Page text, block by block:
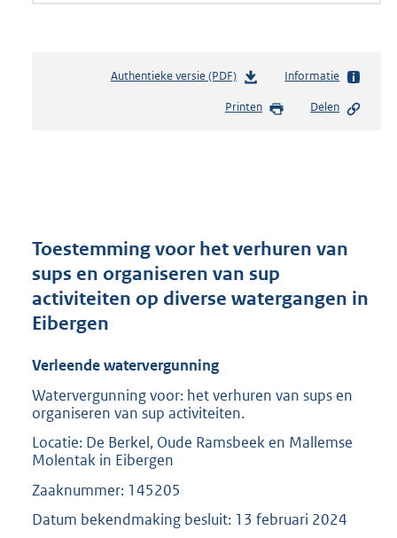
Authentieke versie (PDF)b
s
r
o
t
0
9
b
Informatie
Printen Delen
Toestemming voor het verhuren van
sups en organiseren van sup
activiteiten op diverse watergangen in
Eibergen
Verleende watervergunning
Watervergunning voor: het verhuren van sups en
organiseren van sup activiteiten.
Locatie: De Berkel, Oude Ramsbeek en Mallemse
Molentak in Eibergen
Zaaknummer: 145205
Datum bekendmaking besluit: 13 februari 2024